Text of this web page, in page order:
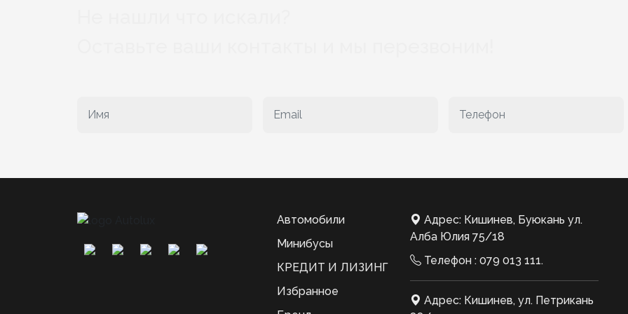
Автомобили
Минибусы
КРЕДИТ И ЛИЗИНГ
Избранное
Адрес: Кишинев, Буюкань ул.
Алба Юлия 75/18
Телефон : 079 013 111.
Адрес: Кишинев, ул. Петрикань